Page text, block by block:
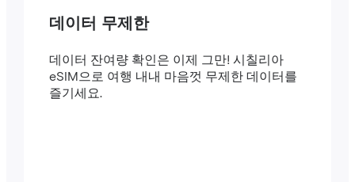
데이터 무제한
데이터 잔여량 확인은 이제 그만! 시칠리아
eSIM으로 여행 내내 마음껏 무제한 데이터를
즐기세요.